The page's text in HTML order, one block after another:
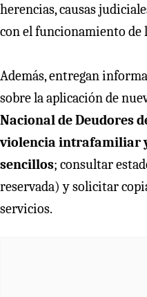
herencias, causas
con el funcionamiento de
Además, entregan
sobre la aplicación de
Nacional de Deudores
violencia intrafamiliar
sencillos; consultar
reservada) y solicitar
servicios.